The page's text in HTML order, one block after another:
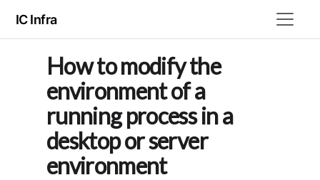
IC Infra
How to modify the
environment of a
running process in a
desktop or server
environment